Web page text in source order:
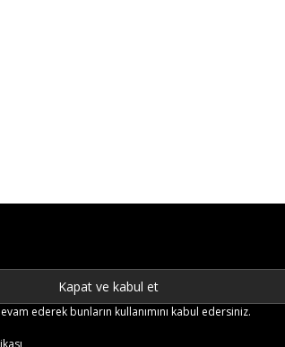
ederek bunların kullanımını kabul edersiniz.